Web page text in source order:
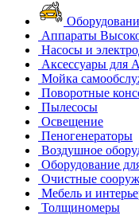
Аппараты
Насосы и
Аксессуары для
Мойка
Поворотные
Пылесосы
Освещение
Пеногенераторы
Воздушное
Оборудование
Очистные
Мебель и
Толщиномеры